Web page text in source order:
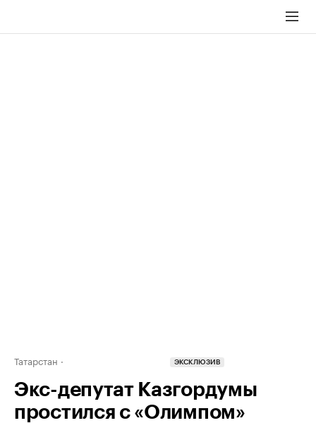
Татарстан ЭКСКЛЮЗИВ
Экс-депутат Казгордумы
простился с «Олимпом»